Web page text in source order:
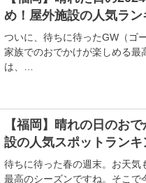
め！屋外施設の人気ラン
ついに、待ちに待ったGW（ゴ
家族でのおでかけが楽しめる最
は、…
【福岡】晴れの日のお
設の人気スポットランキ
待ちに待った春の週末。お天気
最高のシーズンですね。そこ